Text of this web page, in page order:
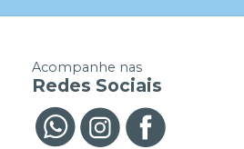
Acompanhe nas
Redes Sociais